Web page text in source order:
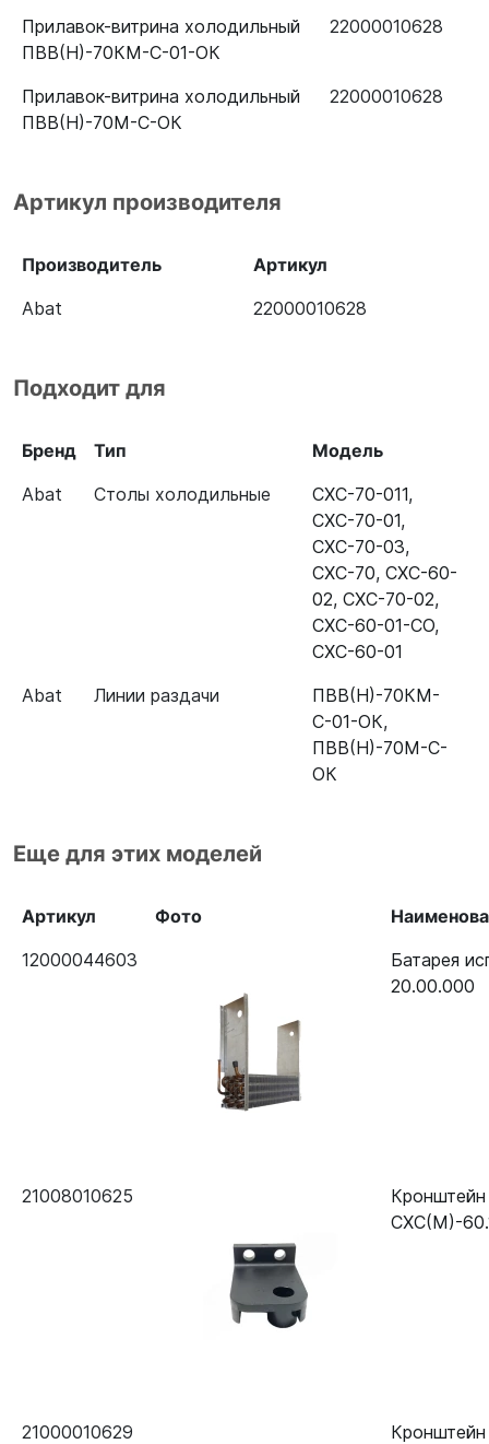
Прилавок-витрина холодильный
ПВВ(Н)-70КМ-С-01-ОК
22000010628
Прилавок-витрина холодильный
ПВВ(Н)-70М-С-ОК
22000010628
Артикул производителя
Производитель
Артикул
Abat
22000010628
Подходит для
Бренд Тип
Модель
Abat
Столы холодильные СХС-70-011,
СХС-70-01,
СХС-70-03,
СХС-70, СХС-60-
02, СХС-70-02,
СХС-60-01-СО,
СХС-60-01
Abat
Линии раздачи
ПВВ(Н)-70КМ-
С-01-ОК,
ПВВ(Н)-70М-С-
ОК
Еще для этих моделей
Артикул Фото
12000044603
Батарея
20.00.000
21008010625
Кронштейн
СХС(М)-
21000010629